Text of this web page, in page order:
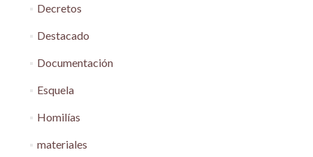
Decretos
Destacado
Documentación
Esquela
Homilías
materiales